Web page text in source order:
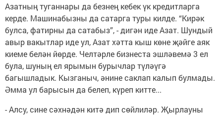
Азатның туганнары да безнең кебек үк кредитларга
керде. Машинабызны да сатарга туры килде. “Кирәк
булса, фатирны да сатабыз”, - дигән иде Азат. Шундый
авыр вакытлар иде ул, Азат хәтта кыш көне җәйге аяк
киеме белән йөрде. Челтәрле бизнеста эшләвемә 3 ел
була, шуның ел ярымын бурычлар түләүгә
багышладык. Кызганыч, әнине саклап калып булмады.
Әмма ул барысын да белеп, күреп китте...
- Алсу, сине сәхнәдән китә дип сөйлиләр. Җырлауны